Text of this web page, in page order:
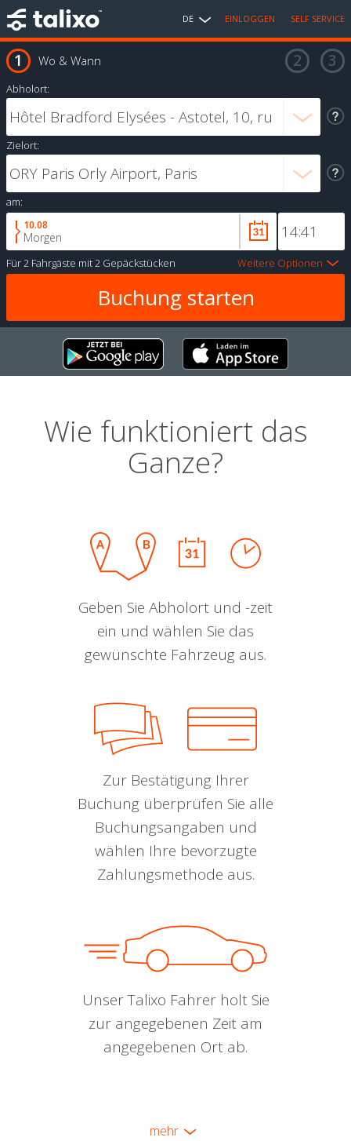
DE EINLOGGEN SELF SERVICE
Wo & Wann
Abholort:
Zielort:
am:
10.08
Morgen
Für2 Fahrgäste mit2 Gepäckstücken Weitere Optionen
Wie funktioniert das
Ganze?
Geben Sie Abholort und -zeit
ein und wählen Sie das
gewünschte Fahrzeug aus.
Zur Bestätigung Ihrer
Buchung überprüfen Sie alle
Buchungsangaben und
wählen Ihre bevorzugte
Zahlungsmethode aus.
Unser Talixo Fahrer holt Sie
zur angegebenen Zeit am
angegebenen Ort ab.
mehr